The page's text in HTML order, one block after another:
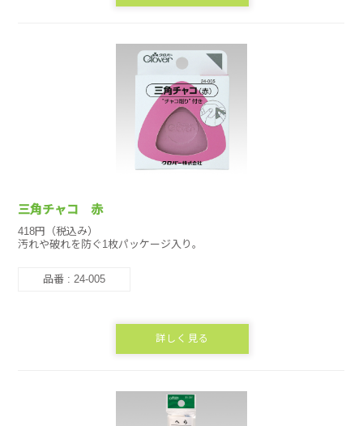
三角チャコ 赤
418円（税込み）
汚れや破れを防ぐ1枚パッケージ入り。
品番 : 24-005
詳しく見る